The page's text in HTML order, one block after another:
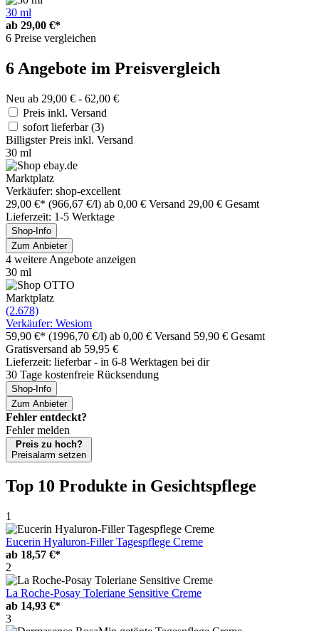
30 ml
ab 29,00 €*
6 Preise vergleichen
6 Angebote im Preisvergleich
Neu ab 29,00 € - 62,00 €
Preis inkl. Versand
sofort lieferbar(3)
Billigster Preis inkl. Versand
30 ml
Marktplatz
Verkäufer: shop-excellent
29,00 €* (966,67 €/l) ab 0,00 € Versand 29,00 € Gesamt
Lieferzeit: 1-5 Werktage
Shop-Info
Zum Anbieter
4 weitere Angebote anzeigen
30 ml
Marktplatz
(2.678)
Verkäufer: Wesiom
59,90 €* (1996,70 €/l) ab 0,00 € Versand 59,90 € Gesamt
Gratisversand ab 59,95 €
Lieferzeit: lieferbar - in 6-8 Werktagen bei dir
30 Tage kostenfreie Rücksendung
Shop-Info
Zum Anbieter
Fehler entdeckt?
Fehler melden
Preis zu hoch?
Preisalarm setzen
Top 10 Produkte in Gesichtspflege
1
Eucerin Hyaluron-Filler Tagespflege Creme
ab 18,57 €*
2
La Roche-Posay Toleriane Sensitive Creme
ab 14,93 €*
3